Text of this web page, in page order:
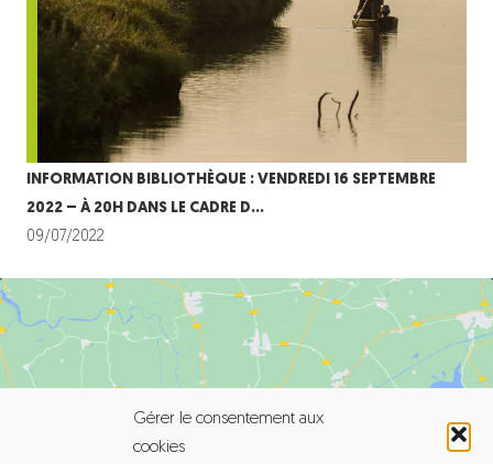
Gérer le consentement aux
cookies
INFORMATION BIBLIOTHÈQUE : VENDREDI 16 SEPTEMBRE
2022 – À 20H DANS LE CADRE D…
09/07/2022
Cliquez ici, pour accepter les cookies afin